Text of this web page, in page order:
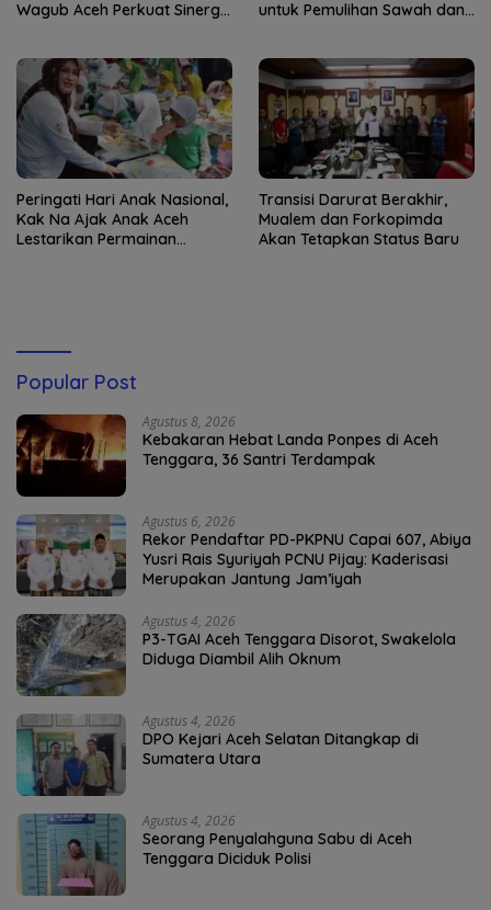
Wagub Aceh Perkuat Sinergi
untuk Pemulihan Sawah dan
Peringati Hari Anak Nasional,
Kak Na Ajak Anak Aceh
Lestarikan Permainan
Transisi Darurat Berakhir,
Mualem dan Forkopimda
Akan Tetapkan Status Baru
Popular Post
Agustus 8, 2026
Kebakaran Hebat Landa Ponpes di Aceh
Tenggara, 36 Santri Terdampak
Agustus 6, 2026
Rekor Pendaftar PD-PKPNU Capai 607, Abiya
Yusri Rais Syuriyah PCNU Pijay: Kaderisasi
Merupakan Jantung Jam’iyah
Agustus 4, 2026
P3-TGAI Aceh Tenggara Disorot, Swakelola
Diduga Diambil Alih Oknum
Agustus 4, 2026
DPO Kejari Aceh Selatan Ditangkap di
Sumatera Utara
Agustus 4, 2026
Seorang Penyalahguna Sabu di Aceh
Tenggara Diciduk Polisi